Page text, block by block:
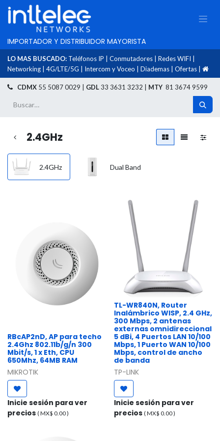
IMPORTADOR Y DISTRIBUIDOR MAYORISTA
LO MAS BUSCADO: Teléfonos IP Conmutadores Redes WIFI
Networking
4G/LTE/5G Intercom y Voceo Diademas Ofertas
CDMX 55 5087 0029 | GDL33 3631 3232 | MTY 81 3674 9599
2.4GHz
2.4GHz Dual Band
RBcAP2nD, AP para techo
2.4Ghz 802.11b/g/n 300
Mbit/s, 1 x Eth, CPU
650Mhz, 64MB RAM
MIKROTIK
Inicie sesión para ver
precios ( MX$ 0.00)
TL-WR840N, Router
Inalámbrico WISP, 2.4 GHz,
300 Mbps, 2 antenas
externas omnidireccional
5 dBi, 4 Puertos LAN 10/100
Mbps, 1 Puerto WAN 10/100
Mbps, control de ancho
de banda
TP-LINK
Inicie sesión para ver
precios ( MX$ 0.00)